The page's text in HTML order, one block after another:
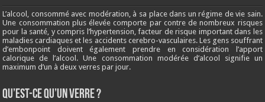
L’alcool, consommé avec modération, à sa place dans un régime de vie sain.
Une consommation plus élevée comporte par contre de nombreux risques
pour la santé, y compris l’hypertension, facteur de risque important dans les
maladies cardiaques et les accidents cerebro-vasculaires. Les gens souffrant
d’embonpoint doivent également prendre en considération l’apport
calorique de l’alcool. Une consommation modérée d’alcool signifie un
maximum d’un à deux verres par jour.
QU’EST-CE QU’UN VERRE ?